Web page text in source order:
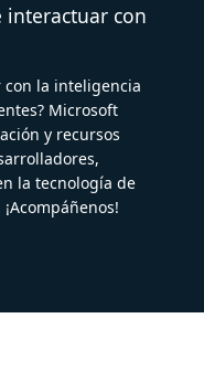
interactuar con
con la inteligencia
Microsoft
y recursos
la tecnología de